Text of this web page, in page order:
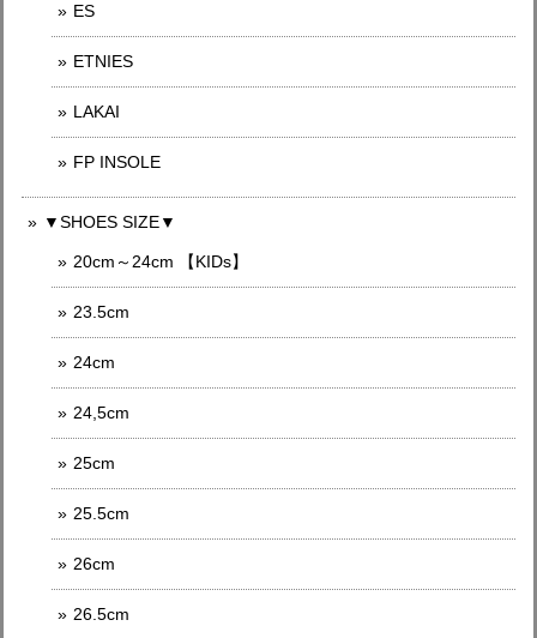
ES
ETNIES
LAKAI
FP INSOLE
▼SHOES SIZE▼
20cm～24cm 【KIDs】
23.5cm
24cm
24,5cm
25cm
25.5cm
26cm
26.5cm